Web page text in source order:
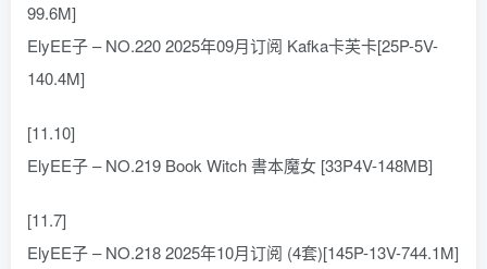
99.6M]
ElyEE子 – NO.220 2025年09月订阅 Kafka卡芙卡[25P-5V-
140.4M]
[11.10]
ElyEE子 – NO.219 Book Witch 書本魔女 [33P4V-148MB]
[11.7]
ElyEE子 – NO.218 2025年10月订阅 (4套)[145P-13V-744.1M]